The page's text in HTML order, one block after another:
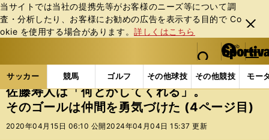
当サイトでは当社の提携先等がお客様のニーズ等について調
査・分析したり、お客様にお勧めの広告を表⽰する⽬的で Co
okie を使⽤する場合があります。詳しくはこちら
閉じ
る
web Sportiva (webスポルティーバ)
検索
マイペ
ー
ジ
メニュ
サッカー 競馬 ゴルフ その他球技 その他競技 モー
ス
ポ
ル
サッカーの記事一覧 Jリーグ他 Jリーグ 佐藤寿
佐藤寿人は「何とかしてくれる」。
そのゴールは仲間を勇気づけた (4ページ目)
2020年04月15日 06:10 公開 2024年04月04日 15:37 更新